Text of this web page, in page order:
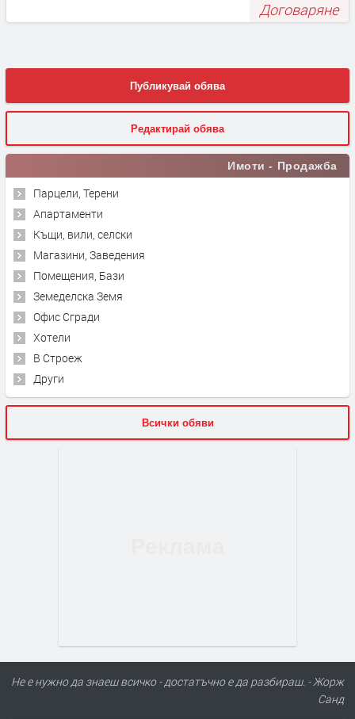
Договаряне
Публикувай обява
Редактирай обява
Имоти - Продажба
Парцели, Терени
Апартаменти
Къщи, вили, селски
Магазини, Заведения
Помещения, Бази
Земеделска Земя
Офис Сгради
Хотели
В Строеж
Други
Всички обяви
Не е нужно да знаеш всичко - достатъчно е да разбираш. - Жорж
Санд